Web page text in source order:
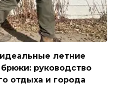
летние
руководство
отдыха и города